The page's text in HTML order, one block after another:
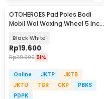
OTOHEROES Pad Poles Bodi
Mobil Wol Waxing Wheel 5 Inch
Black White
Rp19.600
Rp39.900 51%
Online JKTP
JKTB
JKTU
TGR CKP
PBKS
PDPK